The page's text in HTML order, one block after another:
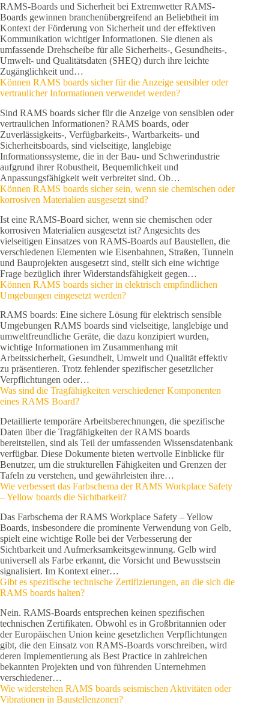
RAMS-Boards und Sicherheit bei Extremwetter RAMS-
Boards gewinnen branchenübergreifend an Beliebtheit im
Kontext der Förderung von Sicherheit und der effektiven
Kommunikation wichtiger Informationen. Sie dienen als
umfassende Drehscheibe für alle Sicherheits-, Gesundheits-,
Umwelt- und Qualitätsdaten (SHEQ) durch ihre leichte
Zugänglichkeit und…
Können RAMS boards sicher für die Anzeige sensibler oder
vertraulicher Informationen verwendet werden?
Sind RAMS boards sicher für die Anzeige von sensiblen oder
vertraulichen Informationen? RAMS boards, oder
Zuverlässigkeits-, Verfügbarkeits-, Wartbarkeits- und
Sicherheitsboards, sind vielseitige, langlebige
Informationssysteme, die in der Bau- und Schwerindustrie
aufgrund ihrer Robustheit, Bequemlichkeit und
Anpassungsfähigkeit weit verbreitet sind. Ob…
Können RAMS boards sicher sein, wenn sie chemischen oder
korrosiven Materialien ausgesetzt sind?
Ist eine RAMS-Board sicher, wenn sie chemischen oder
korrosiven Materialien ausgesetzt ist? Angesichts des
vielseitigen Einsatzes von RAMS-Boards auf Baustellen, die
verschiedenen Elementen wie Eisenbahnen, Straßen, Tunneln
und Bauprojekten ausgesetzt sind, stellt sich eine wichtige
Frage bezüglich ihrer Widerstandsfähigkeit gegen…
Können RAMS boards sicher in elektrisch empfindlichen
Umgebungen eingesetzt werden?
RAMS boards: Eine sichere Lösung für elektrisch sensible
Umgebungen RAMS boards sind vielseitige, langlebige und
umweltfreundliche Geräte, die dazu konzipiert wurden,
wichtige Informationen im Zusammenhang mit
Arbeitssicherheit, Gesundheit, Umwelt und Qualität effektiv
zu präsentieren. Trotz fehlender spezifischer gesetzlicher
Verpflichtungen oder…
Was sind die Tragfähigkeiten verschiedener Komponenten
eines RAMS Board?
Detaillierte temporäre Arbeitsberechnungen, die spezifische
Daten über die Tragfähigkeiten der RAMS boards
bereitstellen, sind als Teil der umfassenden Wissensdatenbank
verfügbar. Diese Dokumente bieten wertvolle Einblicke für
Benutzer, um die strukturellen Fähigkeiten und Grenzen der
Tafeln zu verstehen, und gewährleisten ihre…
Wie verbessert das Farbschema der RAMS Workplace Safety
– Yellow boards die Sichtbarkeit?
Das Farbschema der RAMS Workplace Safety – Yellow
Boards, insbesondere die prominente Verwendung von Gelb,
spielt eine wichtige Rolle bei der Verbesserung der
Sichtbarkeit und Aufmerksamkeitsgewinnung. Gelb wird
universell als Farbe erkannt, die Vorsicht und Bewusstsein
signalisiert. Im Kontext einer…
Gibt es spezifische technische Zertifizierungen, an die sich die
RAMS boards halten?
Nein. RAMS-Boards entsprechen keinen spezifischen
technischen Zertifikaten. Obwohl es in Großbritannien oder
der Europäischen Union keine gesetzlichen Verpflichtungen
gibt, die den Einsatz von RAMS-Boards vorschreiben, wird
deren Implementierung als Best Practice in zahlreichen
bekannten Projekten und von führenden Unternehmen
verschiedener…
Wie widerstehen RAMS boards seismischen Aktivitäten oder
Vibrationen in Baustellenzonen?